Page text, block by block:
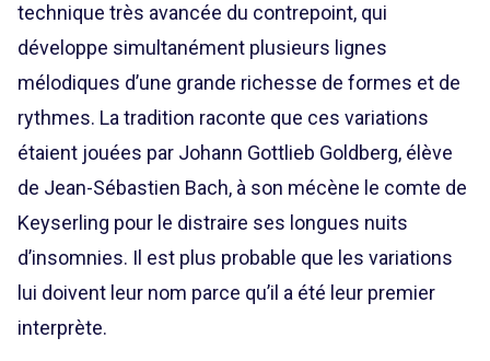
technique très avancée du contrepoint, qui
développe simultanément plusieurs lignes
mélodiques d’une grande richesse de formes et de
rythmes. La tradition raconte que ces variations
étaient jouées par Johann Gottlieb Goldberg, élève
de Jean-Sébastien Bach, à son mécène le comte de
Keyserling pour le distraire ses longues nuits
d’insomnies. Il est plus probable que les variations
lui doivent leur nom parce qu’il a été leur premier
interprète.